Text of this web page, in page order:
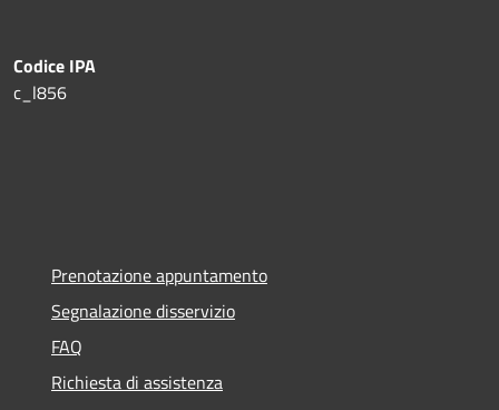
Codice IPA
c_l856
Prenotazione appuntamento
Segnalazione disservizio
FAQ
Richiesta di assistenza